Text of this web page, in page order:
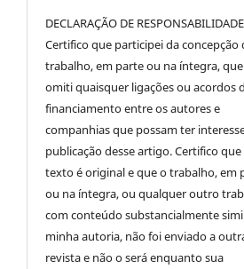
DECLARAÇÃO DE RESPONSABILIDADE
Certifico que participei da concepção
trabalho, em parte ou na íntegra,
omiti quaisquer ligações ou acordos
financiamento entre os autores e
companhias que possam ter
publicação desse artigo. Certifico que
texto é original e que o trabalho, em
ou na íntegra, ou qualquer outro
com conteúdo substancialmente
minha autoria, não foi enviado a
revista e não o será enquanto sua